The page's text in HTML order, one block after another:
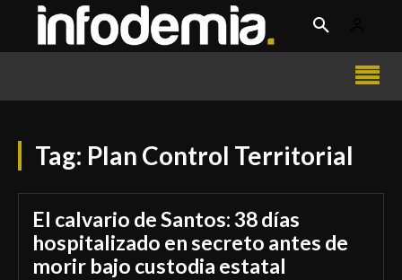
Tag: Plan Control Territorial
El calvario de Santos: 38 días
hospitalizado en secreto antes de
morir bajo custodia estatal